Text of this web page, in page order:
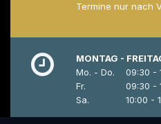
Termine nur nach
MONTAG -
Mo. - Do.
09:30 -
Fr.
09:30 -
Sa.
10:00 -